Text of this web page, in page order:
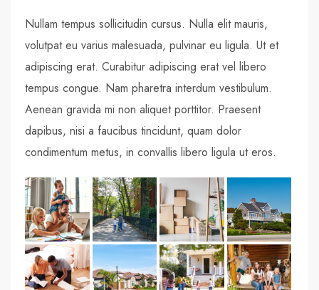
Nullam tempus sollicitudin cursus. Nulla elit mauris,
volutpat eu varius malesuada, pulvinar eu ligula. Ut et
adipiscing erat. Curabitur adipiscing erat vel libero
tempus congue. Nam pharetra interdum vestibulum.
Aenean gravida mi non aliquet porttitor. Praesent
dapibus, nisi a faucibus tincidunt, quam dolor
condimentum metus, in convallis libero ligula ut eros.